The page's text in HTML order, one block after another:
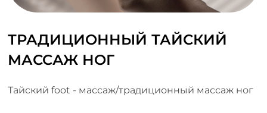
ТРАДИЦИОННЫЙ ТАЙСКИЙ
МАССАЖ НОГ
Тайский foot - массаж/традиционный массаж ног